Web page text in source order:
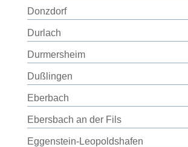
Donzdorf
Durlach
Durmersheim
Dußlingen
Eberbach
Ebersbach an der Fils
Eggenstein-Leopoldshafen